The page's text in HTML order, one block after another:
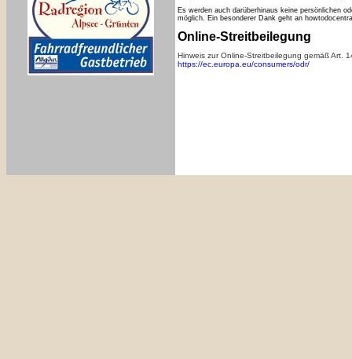
Es werden auch darüberhinaus keine persönlichen
möglich. Ein besonderer Dank geht an
Online-Streitbeilegung
Hinweis zur Online-Streitbeilegung gemäß Art.
https://ec.europa.eu/consumers/odr/